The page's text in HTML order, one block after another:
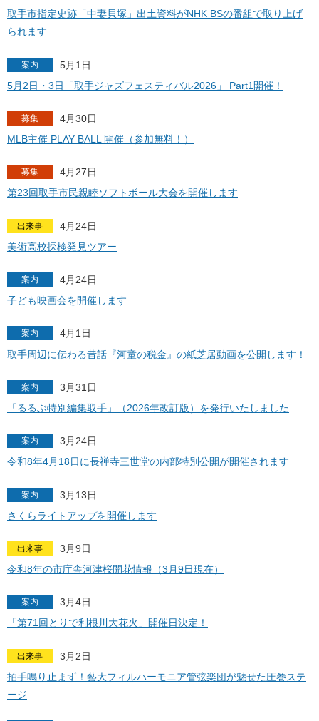
取手市指定史跡「中妻貝塚」出土資料がNHK BSの番組で取り上げ
られます
案内
5月1日
5月2日・3日「取手ジャズフェスティバル2026」 Part1開催！
募集
4月30日
MLB主催 PLAY BALL 開催（参加無料！）
募集
4月27日
第23回取手市民親睦ソフトボール大会を開催します
出来事
4月24日
美術高校探検発見ツアー
案内
4月24日
子ども映画会を開催します
案内
4月1日
取手周辺に伝わる昔話『河童の税金』の紙芝居動画を公開します！
案内
3月31日
「るるぶ特別編集取手」（2026年改訂版）を発行いたしました
案内
3月24日
令和8年4月18日に長禅寺三世堂の内部特別公開が開催されます
案内
3月13日
さくらライトアップを開催します
出来事
3月9日
令和8年の市庁舎河津桜開花情報（3月9日現在）
案内
3月4日
「第71回とりで利根川大花火」開催日決定！
出来事
3月2日
拍手鳴り止まず！藝大フィルハーモニア管弦楽団が魅せた圧巻ステ
ージ